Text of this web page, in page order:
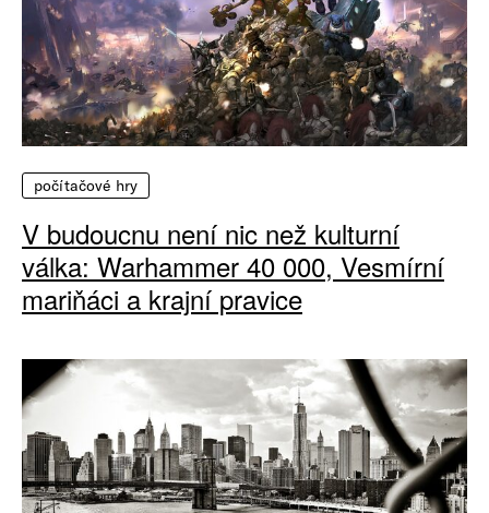
počítačové hry
V budoucnu není nic než kulturní
válka: Warhammer 40 000, Vesmírní
mariňáci a krajní pravice